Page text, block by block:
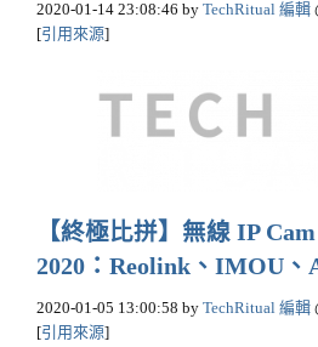
2020-01-14 23:08:46 by TechRitual 編輯
[引用來源]
【終極比拼】無線 IP
2020：Reolink、IMOU、
2020-01-05 13:00:58 by TechRitual 編輯
[引用來源]